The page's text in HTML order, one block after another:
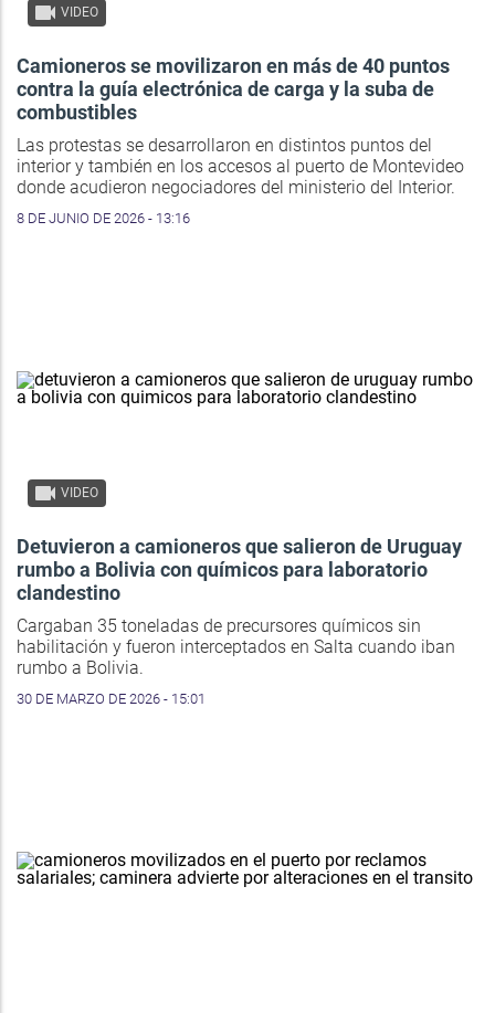
VIDEO
Camioneros se movilizaron en más de 40 puntos
contra la guía electrónica de carga y la suba de
combustibles
Las protestas se desarrollaron en distintos puntos del
interior y también en los accesos al puerto de Montevideo
donde acudieron negociadores del ministerio del Interior.
8 DE JUNIO DE 2026 - 13:16
VIDEO
Detuvieron a camioneros que salieron de Uruguay
rumbo a Bolivia con químicos para laboratorio
clandestino
Cargaban 35 toneladas de precursores químicos sin
habilitación y fueron interceptados en Salta cuando iban
rumbo a Bolivia.
30 DE MARZO DE 2026 - 15:01